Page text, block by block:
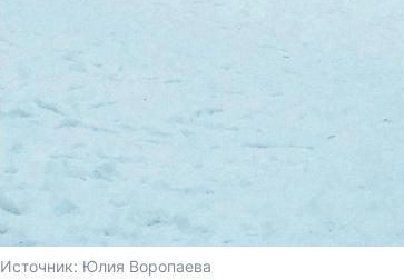
Источник: Юлия Воропаева